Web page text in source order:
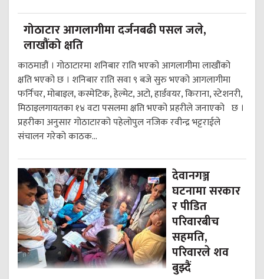
गोठाटार आगलागीमा दर्जनबढी पसल जले,
लाखौंको क्षति
काठमाडौं । गोठाटारमा शनिबार राति भएको आगलागीमा लाखौंको
क्षति भएको छ । शनिबार राति सवा ९ बजे सुरु भएको आगलागीमा
फर्निचर, मोबाइल, कस्मेटिक, हेल्मेट, अटो, हार्डवयर, किराना, स्टेशनरी,
मिठाइलगायतका १४ वटा पसलमा क्षति भएको प्रहरीले जनाएको छ ।
प्रहरीका अनुसार गोठाटारको पहेलोपुल नजिक रवीन्द्र भट्टराईले
संचालन गरेको काठक...
देवानगञ्ज
घटनामा सरकार
र पीडित
परिवारबीच
सहमति,
परिवारले शव
बुझ्दैं